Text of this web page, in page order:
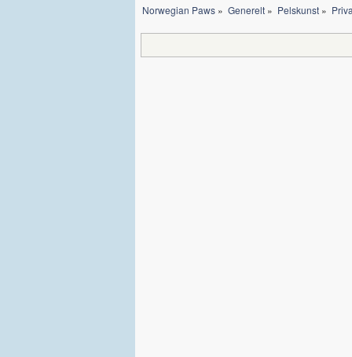
Norwegian Paws » Generelt» Pelskunst»